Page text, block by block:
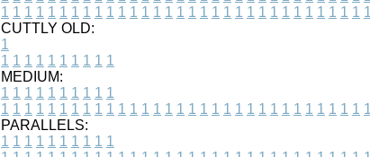
1 1 1 1 1 1 1 1 1 1 1 1 1 1 1 1 1 1 1 1 1 1 1 1 1 1 1 1 1 1 1 1
CUTTLY OLD:
1
1 1 1 1 1 1 1 1 1 1
MEDIUM:
1 1 1 1 1 1 1 1 1 1
1 1 1 1 1 1 1 1 1 1 1 1 1 1 1 1 1 1 1 1 1 1 1 1 1 1 1 1 1 1 1 1
PARALLELS:
1 1 1 1 1 1 1 1 1 1